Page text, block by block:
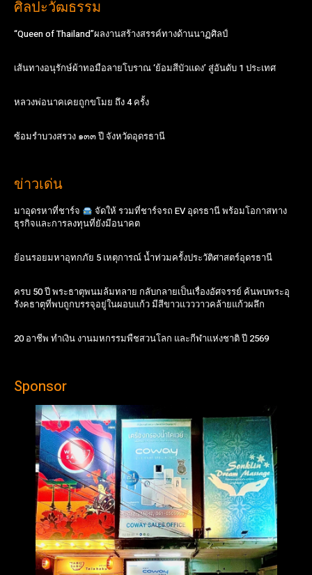
ศิลปะวัฒธรรม
“Queen of Thailand”ผลงานสร้างสรรค์ทางด้านนาฏศิลป์
เส้นทางอนุรักษ์ผ้าทอมือลายโบราณ ‘ย้อมสีบัวแดง’ สู่อันดับ 1 ประเทศ
หลวงพ่อนาคเคยถูกขโมย ถึง 4 ครั้ง
ซ้อมรำบวงสรวง ๑๓๓ ปี จังหวัดอุดรธานี
ข่าวเด่น
มาอุดรหาที่ชาร์จ
จัดให้ รวมที่ชาร์จรถ EV อุดรธานี พร้อมโอกาสทาง
ธุรกิจและการลงทุนที่ยังมีอนาคต
ย้อนรอยมหาอุทกภัย 5 เหตุการณ์ น้ำท่วมครั้งประวัติศาสตร์อุดรธานี
ครบ 50 ปี พระธาตุพนมล้มทลาย กลับกลายเป็นเรื่องอัศจรรย์ ค้นพบพระอุ
รังคธาตุที่พบถูกบรรจุอยู่ในผอบแก้ว มีสีขาวแวววาวคล้ายแก้วผลึก
20 อาชีพ ทำเงิน งานมหกรรมพืชสวนโลก และกีฬาแห่งชาติ ปี 2569
Sponsor